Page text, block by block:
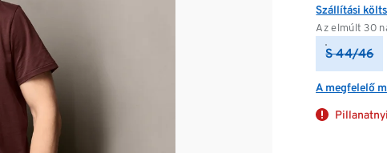
Az elmúlt 30
Szállítási
S 44/46
A megfelelő